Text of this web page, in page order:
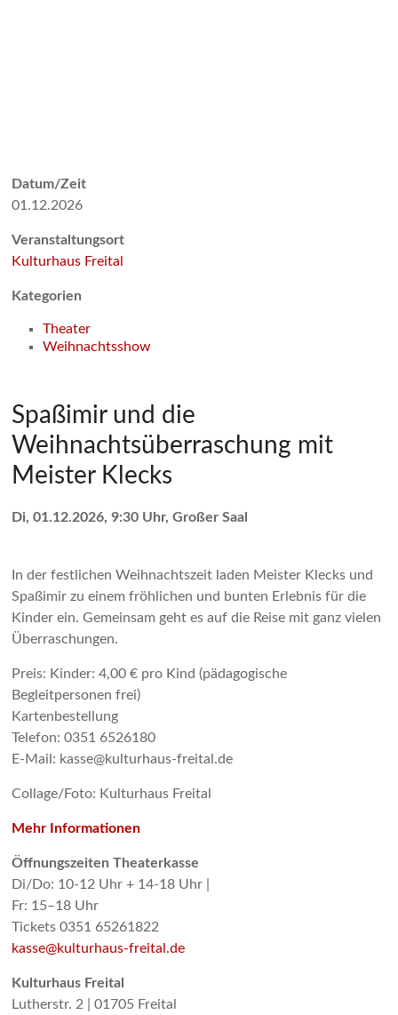
Datum/Zeit
01.12.2026
Veranstaltungsort
Kulturhaus Freital
Kategorien
Theater
Weihnachtsshow
Spaßimir und die
Weihnachtsüberraschung mit
Meister Klecks
Di, 01.12.2026, 9:30 Uhr, Großer Saal
In der festlichen Weihnachtszeit laden Meister Klecks und
Spaßimir zu einem fröhlichen und bunten Erlebnis für die
Kinder ein. Gemeinsam geht es auf die Reise mit ganz vielen
Überraschungen.
Preis: Kinder: 4,00 € pro Kind (pädagogische
Begleitpersonen frei)
Kartenbestellung
Telefon: 0351 6526180
E-Mail: kasse@kulturhaus-freital.de
Collage/Foto: Kulturhaus Freital
Mehr Informationen
Öffnungszeiten Theaterkasse
Di/Do: 10-12 Uhr + 14-18 Uhr |
Fr: 15–18 Uhr
Tickets 0351 65261822
kasse@kulturhaus-freital.de
Kulturhaus Freital
Lutherstr. 2 | 01705 Freital